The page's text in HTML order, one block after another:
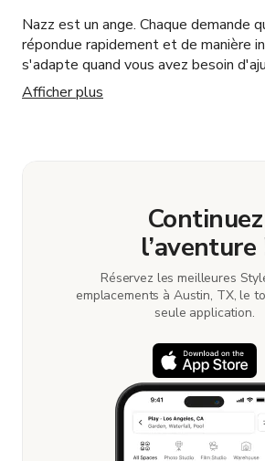
Nazz est un ange. Chaque demande
répondue rapidement et de manière
s'adapte quand vous avez besoin
essaiera toujours de faire ce que vous
réserverais absolument cet endroit à
Afficher plus
Continuez
l’aventure
Réservez les meilleures
emplacements à Austin, TX, le
seule application.